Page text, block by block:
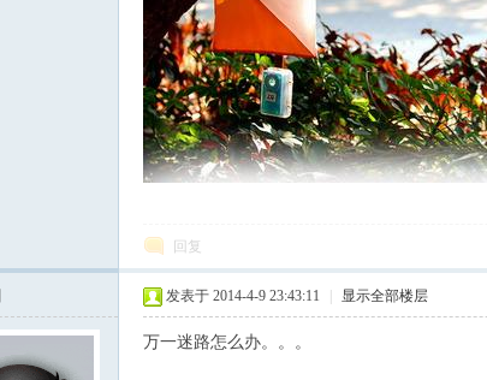
回复
发表于 2014-4-9 23:43:11 显示全部楼层
万一迷路怎么办。。。